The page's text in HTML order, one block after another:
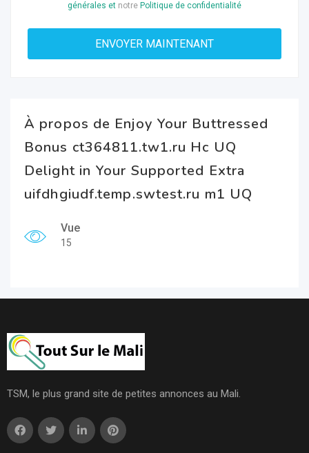
générales et notre Politique de confidentialité
À propos de Enjoy Your Buttressed
Bonus ct364811.tw1.ru Hc UQ
Delight in Your Supported Extra
uifdhgiudf.temp.swtest.ru m1 UQ
Vue
15
TSM, le plus grand site de petites annonces au Mali.